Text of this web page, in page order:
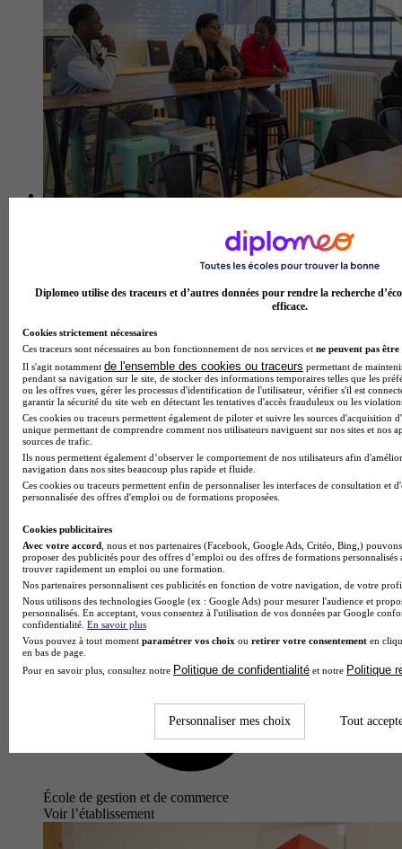
MBA PPA
Aucun avis
Montrouge
École de gestion et de commerce
Voir l’établissement
Diplomeo utilise des traceurs et d’autres données pour rendre la recherche
efficace.
Cookies strictement nécessaires
Ces traceurs sont nécessaires au bon fonctionnement de nos services et ne peuvent pas être
Il s'agit notamment de l'ensemble des cookies ou traceurs permettant de
pendant sa navigation sur le site, de stocker des informations temporaires telles que les
ou les offres vues, gérer les processus d'identification de l'utilisateur, vérifier s'il est
garantir la sécurité du site web en détectant les tentatives d'accès frauduleux ou les
Ces cookies ou traceurs permettent également de piloter et suivre les sources d'acquisition
unique permettant de comprendre comment nos utilisateurs naviguent sur nos sites et nos
sources de trafic.
Ils nous permettent également d’observer le comportement de nos utilisateurs afin
navigation dans nos sites beaucoup plus rapide et fluide.
Ces cookies ou traceurs permettent enfin de personnaliser les interfaces de consultation et
personnalisée des offres d'emploi ou de formations proposées.
Cookies publicitaires
Avec votre accord , nous et nos partenaires (Facebook, Google Ads, Critéo, Bing,)
proposer des publicités pour des offres d’emploi ou des offres de formations
trouver rapidement un emploi ou une formation.
Nos partenaires personnalisent ces publicités en fonction de votre navigation, de votre
Nous utilisons des technologies Google (ex : Google Ads) pour mesurer l'audience et
personnalisés. En acceptant, vous consentez à l'utilisation de vos données par Google
confidentialité. En savoir plus
Vous pouvez à tout moment paramétrer vos choix ou retirer votre consentement en
en bas de page.
Pour en savoir plus, consultez notre Politique de confidentialité et notre Politique
Personnaliser mes choix Tout